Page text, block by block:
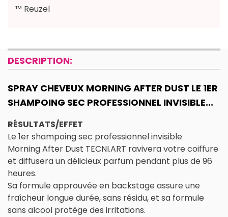
™ Reuzel
DESCRIPTION:
SPRAY CHEVEUX MORNING AFTER DUST LE 1ER
SHAMPOING SEC PROFESSIONNEL INVISIBLE...
RÉSULTATS/EFFET
Le 1er shampoing sec professionnel invisible
Morning After Dust TECNI.ART ravivera votre coiffure
et diffusera un délicieux parfum pendant plus de 96
heures.
Sa formule approuvée en backstage assure une
fraîcheur longue durée, sans résidu, et sa formule
sans alcool protège des irritations.